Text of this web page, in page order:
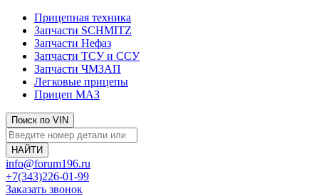
Прицепная техника
Запчасти SCHMITZ
Запчасти Нефаз
Запчасти ТСУ и ССУ
Запчасти ЧМЗАП
Легковые прицепы
Прицеп МАЗ
Поиск по VIN
info@forum196.ru
+7(343)226-01-99
Заказать звонок